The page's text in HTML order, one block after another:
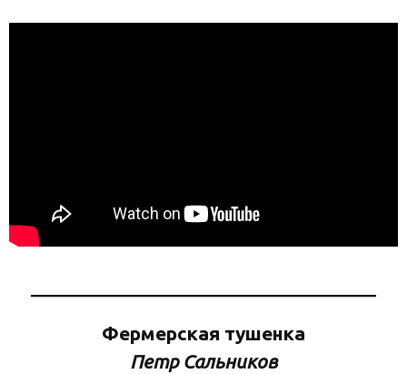
Фермерская тушенка
Петр Сальников